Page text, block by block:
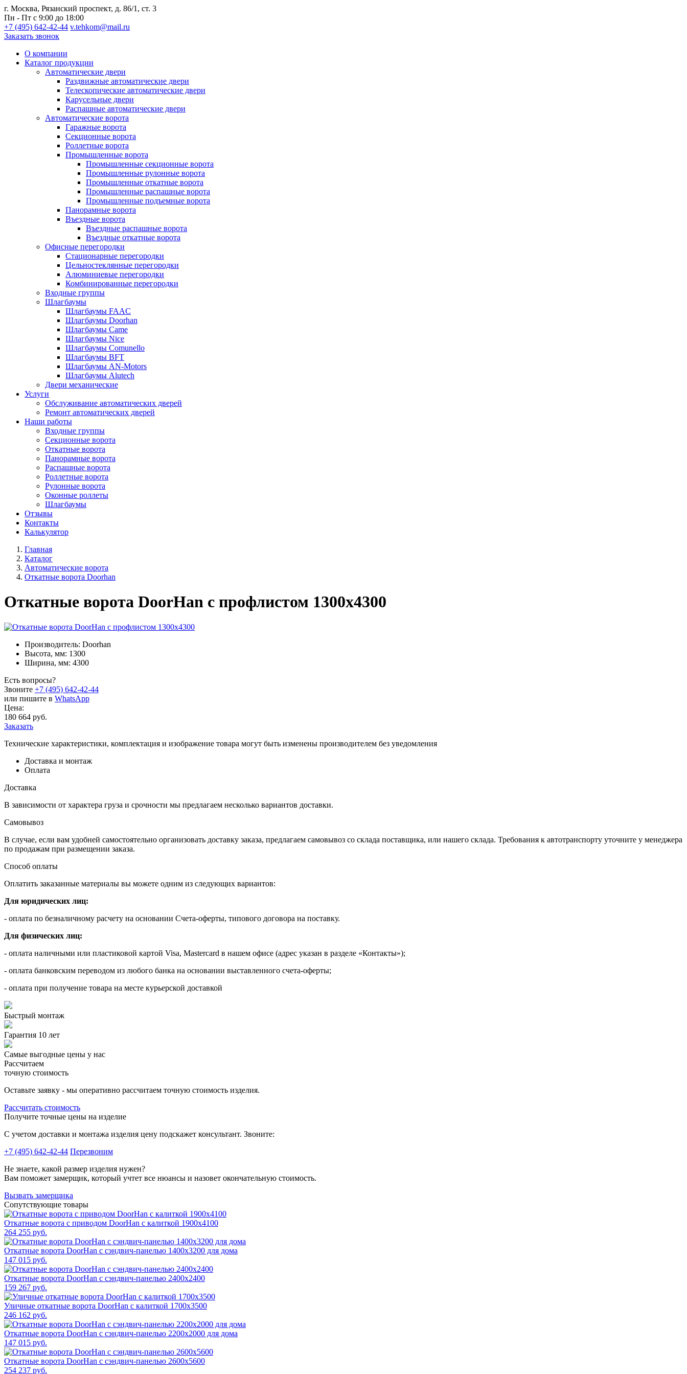
г. Москва, Рязанский проспект, д. 86/1, ст. 3
Пн - Пт с 9:00 до 18:00
+7 (495) 642-42-44 v.tehkom@mail.ru
Заказать звонок
О компании
Каталог продукции
Автоматические двери
Раздвижные автоматические двери
Телескопические автоматические двери
Карусельные двери
Распашные автоматические двери
Автоматические ворота
Гаражные ворота
Секционные ворота
Роллетные ворота
Промышленные ворота
Промышленные секционные ворота
Промышленные рулонные ворота
Промышленные откатные ворота
Промышленные распашные ворота
Промышленные подъемные ворота
Панорамные ворота
Въездные ворота
Въездные распашные ворота
Въездные откатные ворота
Офисные перегородки
Стационарные перегородки
Цельностеклянные перегородки
Алюминиевые перегородки
Комбинированные перегородки
Входные группы
Шлагбаумы
Шлагбаумы FAAC
Шлагбаумы Doorhan
Шлагбаумы Came
Шлагбаумы Nice
Шлагбаумы Comunello
Шлагбаумы BFT
Шлагбаумы AN-Motors
Шлагбаумы Alutech
Двери механические
Услуги
Обслуживание автоматических дверей
Ремонт автоматических дверей
Наши работы
Входные группы
Секционные ворота
Откатные ворота
Панорамные ворота
Распашные ворота
Роллетные ворота
Рулонные ворота
Оконные роллеты
Шлагбаумы
Отзывы
Контакты
Калькулятор
Главная
Каталог
Автоматические ворота
Откатные ворота Doorhan
Откатные ворота DoorHan с профлистом 1300x4300
Производитель: Doorhan
Высота, мм: 1300
Ширина, мм: 4300
Есть вопросы?
Звоните +7 (495) 642-42-44
или пишите в WhatsApp
Цена:
180 664 руб.
Заказать
Технические характеристики, комплектация и изображение товара могут быть изменены производителем без уведомления
Доставка и монтаж
Оплата
Доставка
В зависимости от характера груза и срочности мы предлагаем несколько вариантов доставки.
Самовывоз
В случае, если вам удобней самостоятельно организовать доставку заказа, предлагаем самовывоз со склада поставщика, или нашего склада. Требования к автотранспорту уточните у менеджера
по продажам при размещении заказа.
Способ оплаты
Оплатить заказанные материалы вы можете одним из следующих вариантов:
Для юридических лиц:
- оплата по безналичному расчету на основании Счета-оферты, типового договора на поставку.
Для физических лиц:
- оплата наличными или пластиковой картой Visa, Mastercard в нашем офисе (адрес указан в разделе «Контакты»);
- оплата банковским переводом из любого банка на основании выставленного счета-оферты;
- оплата при получение товара на месте курьерской доставкой
Быстрый монтаж
Гарантия 10 лет
Самые выгодные цены у нас
Рассчитаем
точную стоимость
Оставьте заявку - мы оперативно рассчитаем точную стоимость изделия.
Рассчитать стоимость
Получите точные цены на изделие
C учетом доставки и монтажа изделия цену подскажет консультант. Звоните:
+7 (495) 642-42-44 Перезвоним
Не знаете, какой размер изделия нужен?
Вам поможет замерщик, который учтет все нюансы и назовет окончательную стоимость.
Вызвать замерщика
Сопутствующие товары
Откатные ворота с приводом DoorHan с калиткой 1900x4100
264 255 руб.
Откатные ворота DoorHan с сэндвич-панелью 1400x3200 для дома
147 015 руб.
Откатные ворота DoorHan с сэндвич-панелью 2400x2400
159 267 руб.
Уличные откатные ворота DoorHan с калиткой 1700x3500
246 162 руб.
Откатные ворота DoorHan с сэндвич-панелью 2200x2000 для дома
147 015 руб.
Откатные ворота DoorHan с сэндвич-панелью 2600x5600
254 237 руб.